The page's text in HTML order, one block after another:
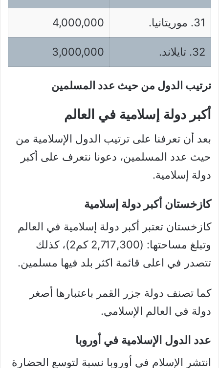
31. موريتانيا. 4,000,000
32. تايلاند. 3,000,000
ترتيب الدول من حيث عدد المسلمين
أكبر دولة إسلامية في العالم
بعد أن تعرفنا على ترتيب الدول الإسلامية من
حيث عدد المسلمين، دعونا نتعرف على أكبر
دولة إسلامية.
كازخستان أكبر دولة إسلامية
كازخستان تعتبر أكبر دولة إسلامية في العالم
وتبلغ مساحتها: (2,717,300 كم2)، كذلك
تتصدر في اعلى قائمة اكثر بلد فيها مسلمين.
كما تصنف دولة جزر القمر باعتبارها أصغر
دولة في العالم الإسلامي.
عدد الدول الإسلامية في أوروبا
انتشر الإسلام في أوروبا نسبة لتوسع الحضارة